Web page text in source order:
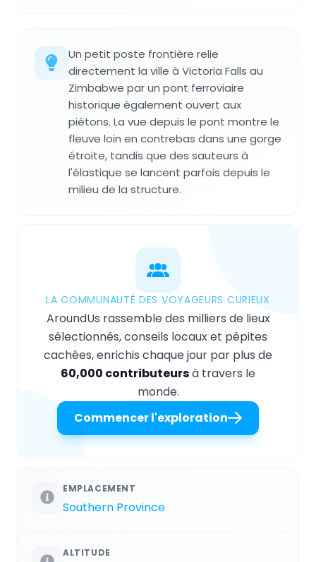
Un petit poste frontière relie
directement la ville à Victoria Falls au
Zimbabwe par un pont ferroviaire
historique également ouvert aux
piétons. La vue depuis le pont montre le
fleuve loin en contrebas dans une gorge
étroite, tandis que des sauteurs à
l'élastique se lancent parfois depuis le
milieu de la structure.
LA COMMUNAUTÉ DES VOYAGEURS CURIEUX
AroundUs rassemble des milliers de lieux
sélectionnés, conseils locaux et pépites
cachées, enrichis chaque jour par plus de
60,000 contributeursà travers le
monde.
Commencer l'exploration
EMPLACEMENT
Southern Province
ALTITUDE